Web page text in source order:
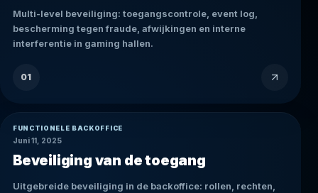
Multi-level beveiliging: toegangscontrole, event log,
bescherming tegen fraude, afwijkingen en interne
interferentie in gaming hallen.
01
FUNCTIONELE BACKOFFICE
Juni 11, 2025
Beveiliging van de toegang
Uitgebreide beveiliging in de backoffice: rollen, rechten,